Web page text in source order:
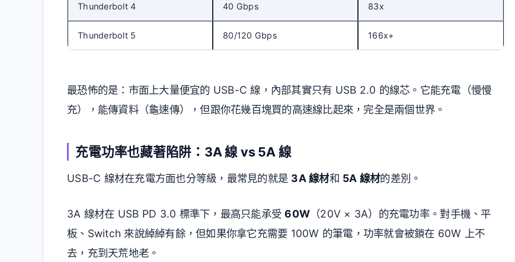
Thunderbolt 4 40 Gbps 83x
Thunderbolt 5 80/120 Gbps 166x+
最恐怖的是：市面上大量便宜的 USB-C 線，內部其實只有 USB 2.0 的線芯。它能充電（慢慢
充），能傳資料（龜速傳），但跟你花幾百塊買的高速線比起來，完全是兩個世界。
充電功率也藏著陷阱：3A 線 vs 5A 線
USB-C 線材在充電方面也分等級，最常見的就是 3A 線材和 5A 線材的差別。
3A 線材在 USB PD 3.0 標準下，最高只能承受60W （20V × 3A）的充電功率。對手機、平
板、Switch 來說綽綽有餘，但如果你拿它充需要 100W 的筆電，功率就會被鎖在 60W 上不
去，充到天荒地老。